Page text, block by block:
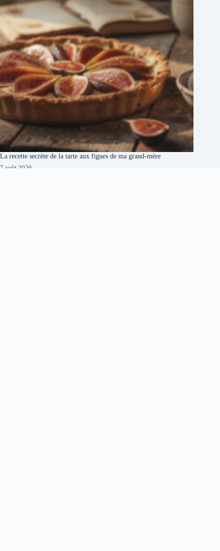
La recette secrète de la tarte aux figues de ma grand-mère
7 août 2026